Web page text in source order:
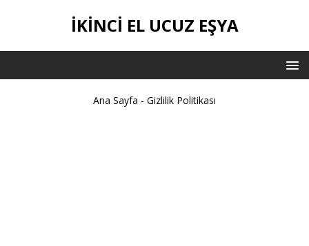
İKİNCİ EL UCUZ EŞYA
Ana Sayfa - Gizlilik Politikası